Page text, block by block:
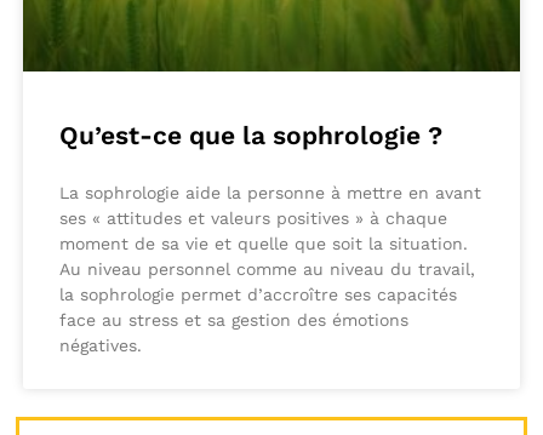
Qu’est-ce que la sophrologie ?
La sophrologie aide la personne à mettre en avant
ses « attitudes et valeurs positives » à chaque
moment de sa vie et quelle que soit la situation.
Au niveau personnel comme au niveau du travail,
la sophrologie permet d’accroître ses capacités
face au stress et sa gestion des émotions
négatives.